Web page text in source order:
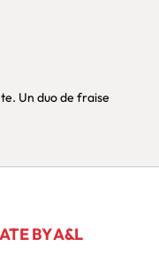
duo de fraise
BY A&L